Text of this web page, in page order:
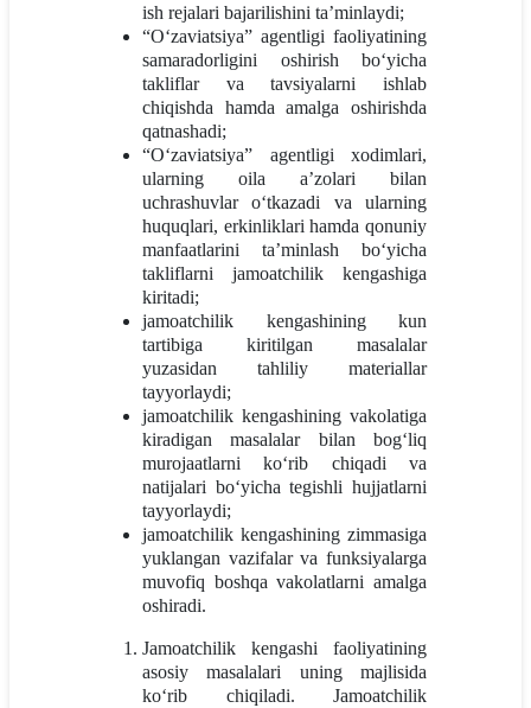
ish rejalari bajarilishini ta’minlaydi;
“O‘zaviatsiya” agentligi faoliyatining
samaradorligini oshirish bo‘yicha
takliflar va tavsiyalarni ishlab
chiqishda hamda amalga oshirishda
qatnashadi;
“O‘zaviatsiya” agentligi xodimlari,
ularning oila a’zolari bilan
uchrashuvlar o‘tkazadi va ularning
huquqlari, erkinliklari hamda qonuniy
manfaatlarini ta’minlash bo‘yicha
takliflarni jamoatchilik kengashiga
kiritadi;
jamoatchilik kengashining kun
tartibiga kiritilgan masalalar
yuzasidan tahliliy materiallar
tayyorlaydi;
jamoatchilik kengashining vakolatiga
kiradigan masalalar bilan bog‘liq
murojaatlarni ko‘rib chiqadi va
natijalari bo‘yicha tegishli hujjatlarni
tayyorlaydi;
jamoatchilik kengashining zimmasiga
yuklangan vazifalar va funksiyalarga
muvofiq boshqa vakolatlarni amalga
oshiradi.
Jamoatchilik kengashi faoliyatining
asosiy masalalari uning majlisida
ko‘rib chiqiladi. Jamoatchilik